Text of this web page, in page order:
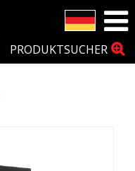
PRODUKTSUCHER